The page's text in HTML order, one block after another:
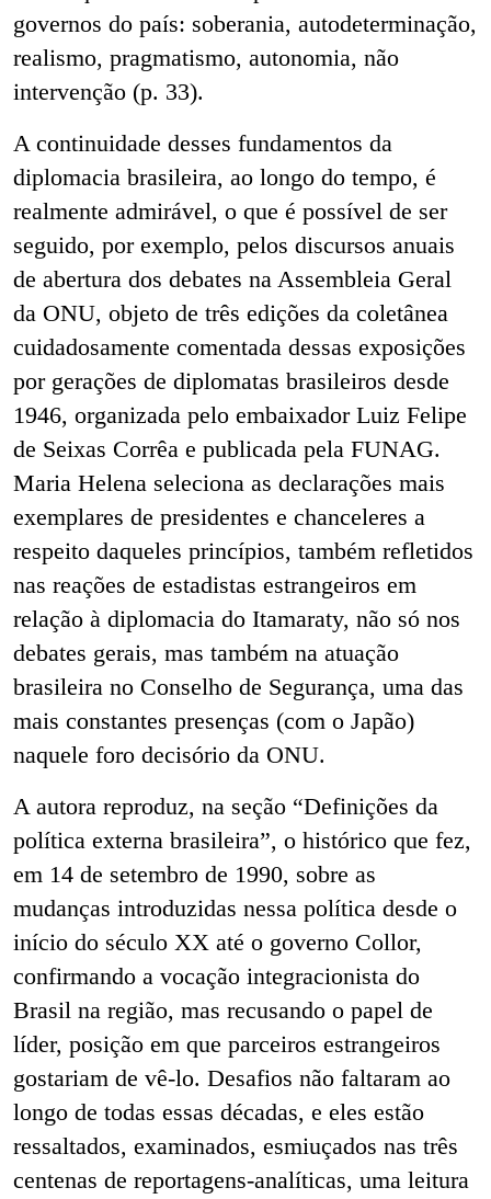
governos do país: soberania, autodeterminação,
realismo, pragmatismo, autonomia, não
intervenção (p. 33).
A continuidade desses fundamentos da
diplomacia brasileira, ao longo do tempo, é
realmente admirável, o que é possível de ser
seguido, por exemplo, pelos discursos anuais
de abertura dos debates na Assembleia Geral
da ONU, objeto de três edições da coletânea
cuidadosamente comentada dessas exposições
por gerações de diplomatas brasileiros desde
1946, organizada pelo embaixador Luiz Felipe
de Seixas Corrêa e publicada pela FUNAG.
Maria Helena seleciona as declarações mais
exemplares de presidentes e chanceleres a
respeito daqueles princípios, também refletidos
nas reações de estadistas estrangeiros em
relação à diplomacia do Itamaraty, não só nos
debates gerais, mas também na atuação
brasileira no Conselho de Segurança, uma das
mais constantes presenças (com o Japão)
naquele foro decisório da ONU.
A autora reproduz, na seção “Definições da
política externa brasileira”, o histórico que fez,
em 14 de setembro de 1990, sobre as
mudanças introduzidas nessa política desde o
início do século XX até o governo Collor,
confirmando a vocação integracionista do
Brasil na região, mas recusando o papel de
líder, posição em que parceiros estrangeiros
gostariam de vê-lo. Desafios não faltaram ao
longo de todas essas décadas, e eles estão
ressaltados, examinados, esmiuçados nas três
centenas de reportagens-analíticas, uma leitura